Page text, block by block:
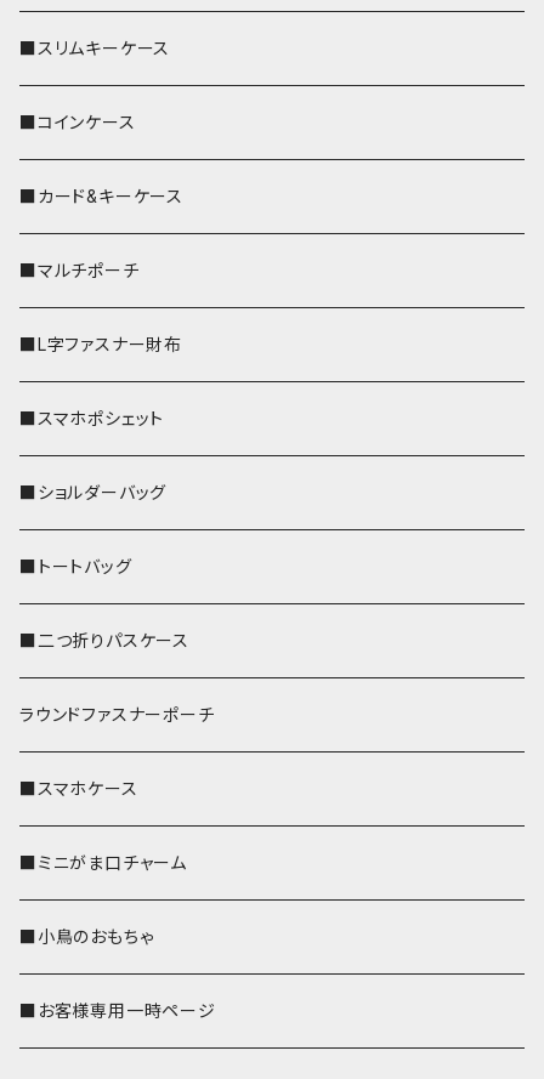
■スリムキーケース
■コインケース
■カード&キーケース
■マルチポーチ
■L字ファスナー財布
■スマホポシェット
■ショルダーバッグ
■トートバッグ
■二つ折りパスケース
ラウンドファスナーポーチ
■スマホケース
■ミニがま口チャーム
■小鳥のおもちゃ
■お客様専用一時ページ